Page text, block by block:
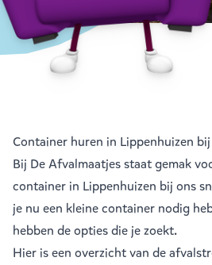
Container huren in Lippenhuizen
Bij De Afvalmaatjes staat gemak
container in Lippenhuizen bij ons
je nu een kleine container nodig
hebben de opties die je zoekt.
Hier is een overzicht van de